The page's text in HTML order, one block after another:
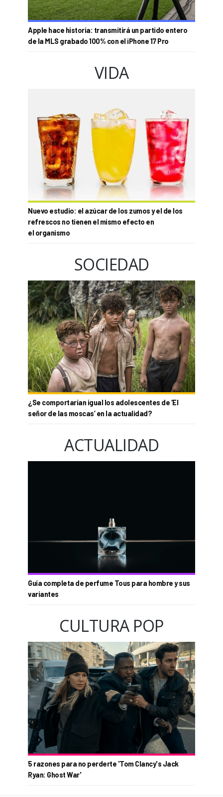
Apple hace historia: transmitirá un partido entero
de la MLS grabado 100% con el iPhone 17 Pro
VIDA
Nuevo estudio: el azúcar de los zumos y el de los
refrescos no tienen el mismo efecto en
el organismo
SOCIEDAD
¿Se comportarían igual los adolescentes de ‘El
señor de las moscas’ en la actualidad?
ACTUALIDAD
Guía completa de perfume Tous para hombre y sus
variantes
CULTURA POP
5 razones para no perderte 'Tom Clancy's Jack
Ryan: Ghost War'